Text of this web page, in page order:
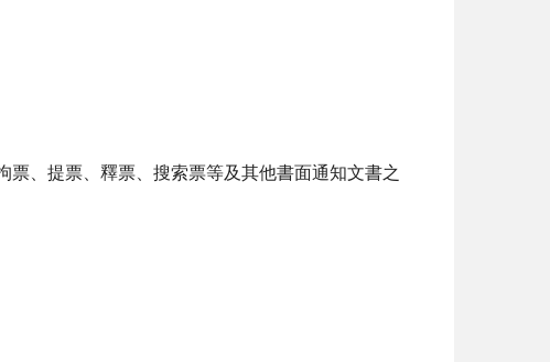
、提票、釋票、搜索票等及其他書面通知文書之